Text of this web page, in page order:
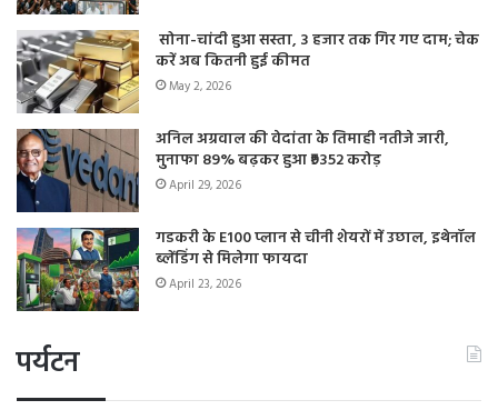
सोना-चांदी हुआ सस्ता, 3 हजार तक गिर गए दाम; चेक
करें अब कितनी हुई कीमत
May 2, 2026
अनिल अग्रवाल की वेदांता के तिमाही नतीजे जारी,
मुनाफा 89% बढ़कर हुआ ₹9352 करोड़
April 29, 2026
गडकरी के E100 प्लान से चीनी शेयरों में उछाल, इथेनॉल
ब्लेंडिंग से मिलेगा फायदा
April 23, 2026
पर्यटन